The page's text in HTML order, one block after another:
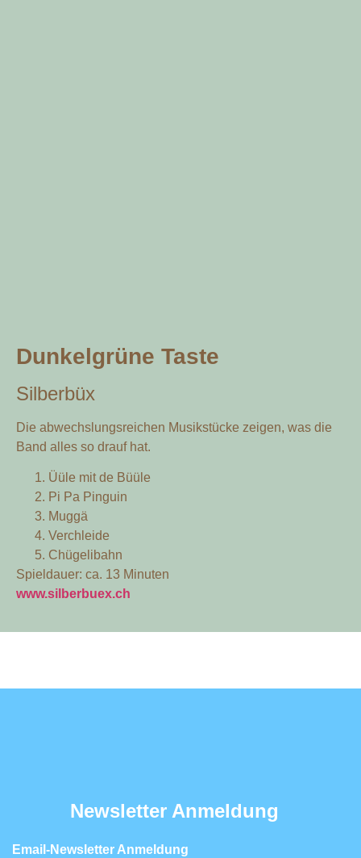
Dunkelgrüne Taste
Silberbüx
Die abwechslungsreichen Musikstücke zeigen, was die
Band alles so drauf hat.
Üüle mit de Büüle
Pi Pa Pinguin
Muggä
Verchleide
Chügelibahn
Spieldauer: ca. 13 Minuten
www.silberbuex.ch
Newsletter Anmeldung
Email-Newsletter Anmeldung